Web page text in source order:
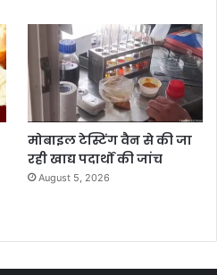
मोबाइल टेस्टिंग वैन से की जा
रही खाद्य पदार्थों की जांच
August 5, 2026